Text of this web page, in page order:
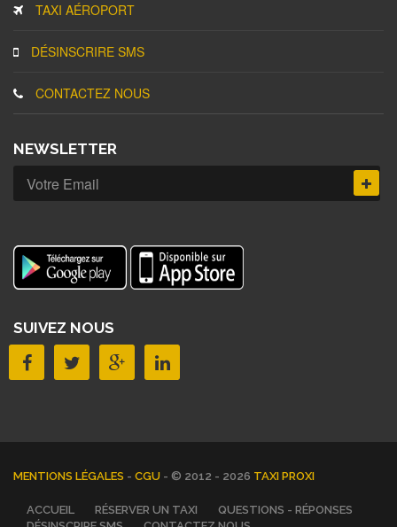
TAXI AÉROPORT
DÉSINSCRIRE SMS
CONTACTEZ NOUS
NEWSLETTER
SUIVEZ NOUS
MENTIONS LÉGALES - CGU - © 2012 - 2026 TAXI PROXI
ACCUEIL RÉSERVER UN TAXI
QUESTIONS - RÉPONSES